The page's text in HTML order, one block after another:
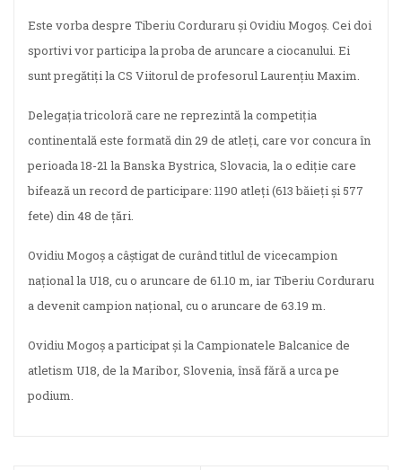
Este vorba despre Tiberiu Corduraru și Ovidiu Mogoș. Cei doi
sportivi vor participa la proba de aruncare a ciocanului. Ei
sunt pregătiți la CS Viitorul de profesorul Laurențiu Maxim.
Delegația tricoloră care ne reprezintă la competiția
continentală este formată din 29 de atleți, care vor concura în
perioada 18-21 la Banska Bystrica, Slovacia, la o ediție care
bifează un record de participare: 1190 atleți (613 băieți și 577
fete) din 48 de țări.
Ovidiu Mogoș a câștigat de curând titlul de vicecampion
național la U18, cu o aruncare de 61.10 m, iar Tiberiu Corduraru
a devenit campion național, cu o aruncare de 63.19 m.
Ovidiu Mogoș a participat și la Campionatele Balcanice de
atletism U18, de la Maribor, Slovenia, însă fără a urca pe
podium.